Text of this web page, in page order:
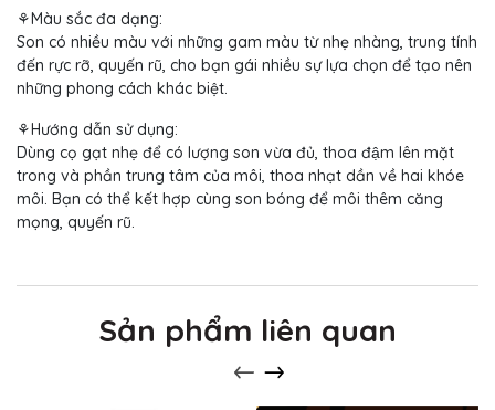
⚘Màu sắc đa dạng:
Son có nhiều màu với những gam màu từ nhẹ nhàng, trung tính
đến rực rỡ, quyến rũ, cho bạn gái nhiều sự lựa chọn để tạo nên
những phong cách khác biệt.
⚘Hướng dẫn sử dụng:
Dùng cọ gạt nhẹ để có lượng son vừa đủ, thoa đậm lên mặt
trong và phần trung tâm của môi, thoa nhạt dần về hai khóe
môi. Bạn có thể kết hợp cùng son bóng để môi thêm căng
mọng, quyến rũ.
Sản phẩm liên quan